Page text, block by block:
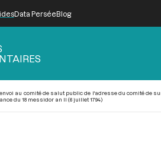
Data PerséeBlog
au comité de salut public de l'adresse du comité de
du 18 messidor an II (6 juillet 1794)